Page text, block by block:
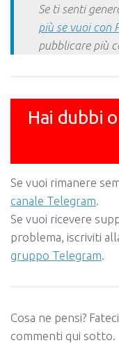
Se ti senti
più se vuoi con
pubblicare più
Hai dubbi
Se vuoi rimanere
canale Telegram
Se vuoi ricevere
problema, iscriviti
gruppo Telegram
Cosa ne pensi?
commenti qui sotto.